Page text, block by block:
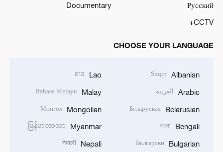
Русский
Documentary
CCTV+
CHOOSE YOUR LANGUAGE
Albanian
Shqip
Arabic العربية
Belarusian
Беларуская
Bengali
বাংলা
Bulgarian
Български
Lao
ລາວ
Malay
Bahasa Melayu
Mongolian
Монгол
Myanmar
မြန်မာဘာသာ
Nepali
नेपाली